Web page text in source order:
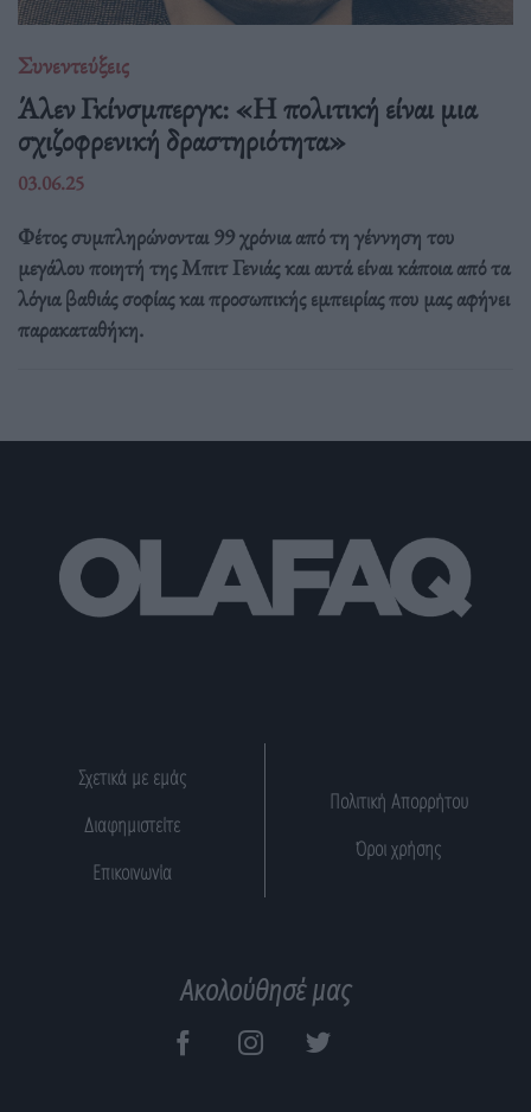
Συνεντεύξεις
Άλεν Γκίνσμπεργκ: «Η πολιτική είναι μια
σχιζοφρενική δραστηριότητα»
03.06.25
Φέτος συμπληρώνονται 99 χρόνια από τη γέννηση του
μεγάλου ποιητή της Μπιτ Γενιάς και αυτά είναι κάποια από τα
λόγια βαθιάς σοφίας και προσωπικής εμπειρίας που μας αφήνει
παρακαταθήκη.
Σχετικά με εμάς
Διαφημιστείτε
Επικοινωνία
Πολιτική Απορρήτου
Όροι χρήσης
Ακολούθησέ μας